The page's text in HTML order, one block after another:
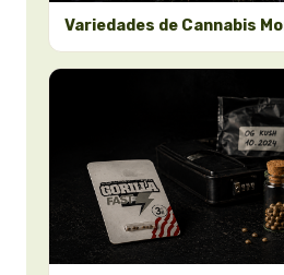
Variedades de Cannabis